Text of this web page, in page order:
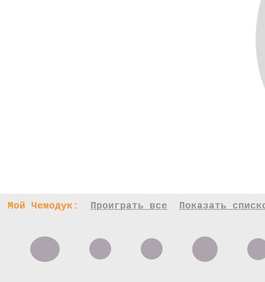
Мой Чемодук: Проиграть все Показать